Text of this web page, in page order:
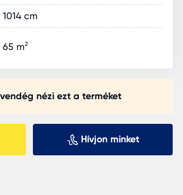
1014 cm
65 m²
nézi ezt a terméket
Hívjon minket